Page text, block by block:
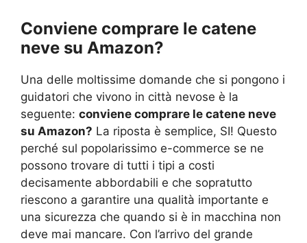
Conviene comprare le catene
neve su Amazon?
Una delle moltissime domande che si pongono i
guidatori che vivono in città nevose è la
seguente: conviene comprare le catene neve
su Amazon? La riposta è semplice, SI! Questo
perché sul popolarissimo e-commerce se ne
possono trovare di tutti i tipi a costi
decisamente abbordabili e che sopratutto
riescono a garantire una qualità importante e
una sicurezza che quando si è in macchina non
deve mai mancare. Con l’arrivo del grande